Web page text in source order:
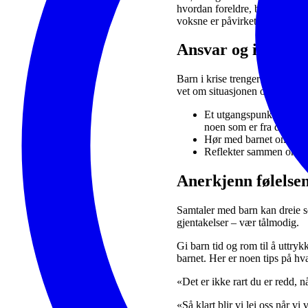
hvordan foreldre, berørte og
voksne er påvirket av
Ansvar og initiativ
Barn i krise trenger å føle
vet om situasjonen og
Et utgangspunkt for
noen som er fra de
Hør med barnet om
Reflekter sammen om
Anerkjenn
Samtaler med barn kan dreie
gjentakelser – vær tålmodig.
Gi barn tid og rom til å
barnet. Her er noen tips på
«Det er ikke rart du er redd,
«Så klart blir vi lei oss når vi